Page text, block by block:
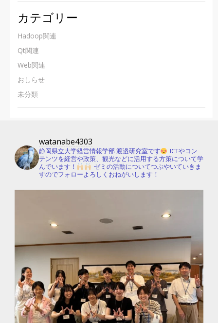
カテゴリー
Hadoop関連
Qt関連
Web関連
おしらせ
未分類
watanabe4303
静岡県立大学経営情報学部 渡邉研究室です
ICTやコン
テンツを経営や政策、観光などに活用する方策について学
んでいます！
ゼミの活動についてつぶやいていきま
すのでフォローよろしくおねがいします！